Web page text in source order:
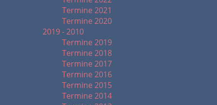
Termine 2021
Termine 2020
2019 - 2010
Termine 2019
Termine 2018
Termine 2017
Termine 2016
Termine 2015
Termine 2014